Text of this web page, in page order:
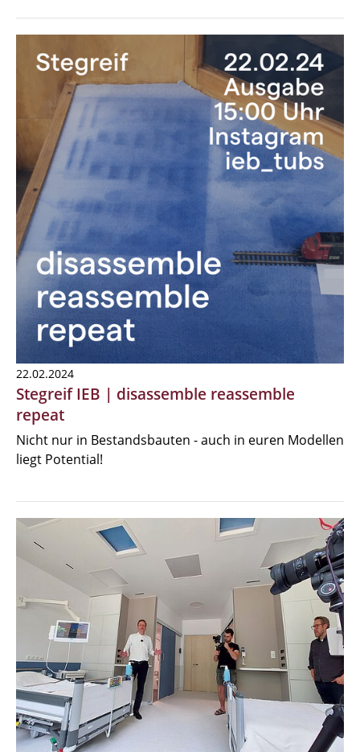
22.02.2024
Stegreif IEB | disassemble reassemble
repeat
Nicht nur in Bestandsbauten - auch in euren Modellen
liegt Potential!